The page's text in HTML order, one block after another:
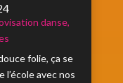
danse,
folie, ça se
avec nos